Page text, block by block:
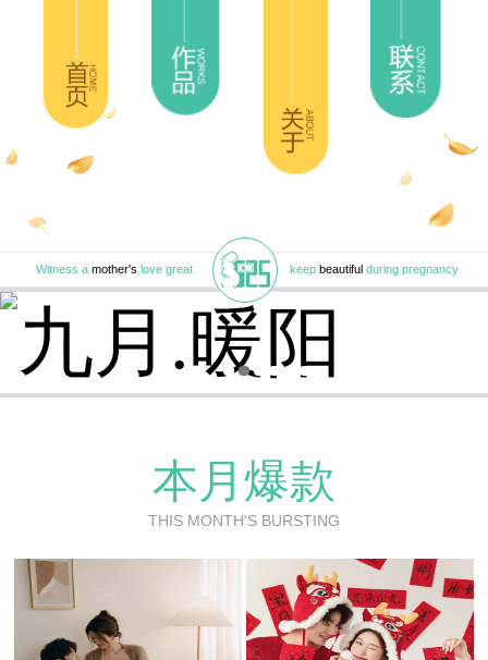
Witness a mother's love great keep beautifulduring pregnancy
本月爆款
THIS MONTH'S BURSTING